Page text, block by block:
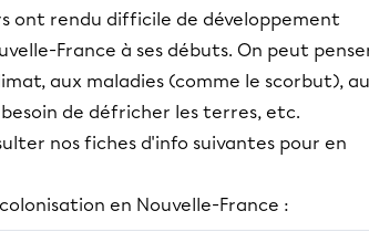
ont rendu difficile de développement
France à ses débuts. On peut
aux maladies (comme le scorbut), au
de défricher les terres, etc.
nos fiches d'info suivantes pour en
en Nouvelle-France :